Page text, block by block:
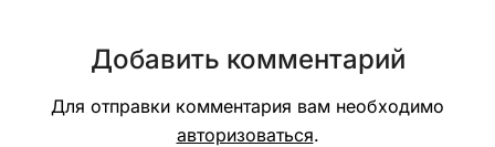
Добавить комментарий
Для отправки комментария вам необходимо
авторизоваться.